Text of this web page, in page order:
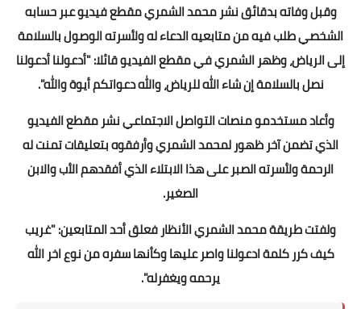
وقبل وفاته بدقائق نشر محمد الشمري مقطع فيديو عبر حسابه
الشخصي طلب فيه من متابعيه الدعاء له ولأسرته الوصول بالسلامة
إلى الرياض، وظهر الشمري في مقطع الفيديو قائلا: "أدعولنا أدعولنا
نصل بالسلامة إن شاء الله للرياض، والله دعواتكم أيوة والله".
وأعاد مستخدمو منصات التواصل الاجتماعي نشر مقطع الفيديو
الذي تضمن آخر ظهور لمحمد الشمري وأرفقوه بتعليقات تمنت له
الرحمة ولأسرته الصبر على هذا الابتلاء الذي أفقدهم الأب والابن
الصغير.
ولفتت طريقة محمد الشمري الأنظار فعلق أحد المتابعين: "غريب
كيف كرر كلمة ادعولنا واصر عليها وكأنها سفره من نوع اخر الله
يرحمه ويغفرله".